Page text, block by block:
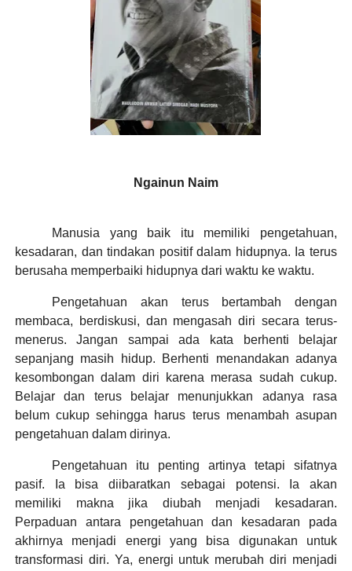
Ngainun Naim
Manusia yang baik itu memiliki pengetahuan,
kesadaran, dan tindakan positif dalam hidupnya. Ia terus
berusaha memperbaiki hidupnya dari waktu ke waktu.
Pengetahuan akan terus bertambah dengan
membaca, berdiskusi, dan mengasah diri secara terus-
menerus. Jangan sampai ada kata berhenti belajar
sepanjang masih hidup. Berhenti menandakan adanya
kesombongan dalam diri karena merasa sudah cukup.
Belajar dan terus belajar menunjukkan adanya rasa
belum cukup sehingga harus terus menambah asupan
pengetahuan dalam dirinya.
Pengetahuan itu penting artinya tetapi sifatnya
pasif. Ia bisa diibaratkan sebagai potensi. Ia akan
memiliki makna jika diubah menjadi kesadaran.
Perpaduan antara pengetahuan dan kesadaran pada
akhirnya menjadi energi yang bisa digunakan untuk
transformasi diri. Ya, energi untuk merubah diri menjadi